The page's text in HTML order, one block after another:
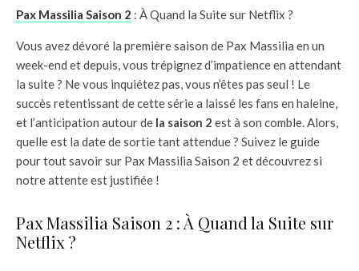
Pax Massilia Saison 2 : À Quand la Suite sur Netflix ?
Vous avez dévoré la première saison de Pax Massilia en un
week-end et depuis, vous trépignez d’impatience en attendant
la suite ? Ne vous inquiétez pas, vous n’êtes pas seul ! Le
succès retentissant de cette série a laissé les fans en haleine,
et l’anticipation autour de la saison 2 est à son comble. Alors,
quelle est la date de sortie tant attendue ? Suivez le guide
pour tout savoir sur Pax Massilia Saison 2 et découvrez si
notre attente est justifiée !
Pax Massilia Saison 2 : À Quand la Suite sur
Netflix ?